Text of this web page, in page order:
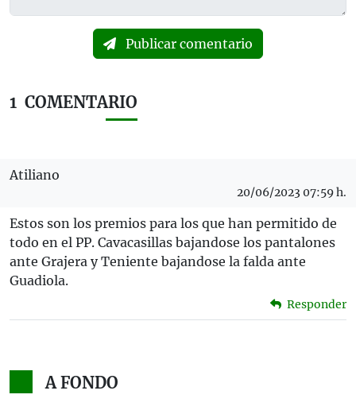
Publicar comentario
1 COMENTARIO
Atiliano
20/06/2023 07:59 h.
Estos son los premios para los que han permitido de
todo en el PP. Cavacasillas bajandose los pantalones
ante Grajera y Teniente bajandose la falda ante
Guadiola.
Responder
A FONDO